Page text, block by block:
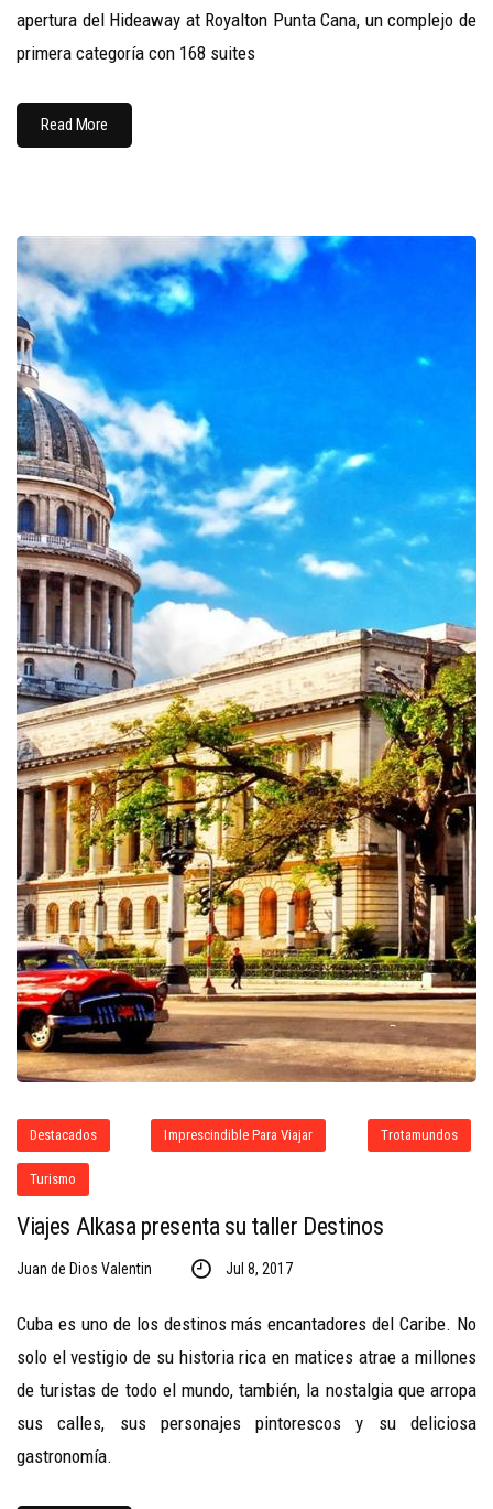
apertura del Hideaway at Royalton Punta Cana, un complejo de
primera categoría con 168 suites
Read More
Destacados Imprescindible Para Viajar Trotamundos
Turismo
Viajes Alkasa presenta su taller Destinos
Juan de Dios Valentin Jul 8, 2017
Cuba es uno de los destinos más encantadores del Caribe. No
solo el vestigio de su historia rica en matices atrae a millones
de turistas de todo el mundo, también, la nostalgia que arropa
sus calles, sus personajes pintorescos y su deliciosa
gastronomía.